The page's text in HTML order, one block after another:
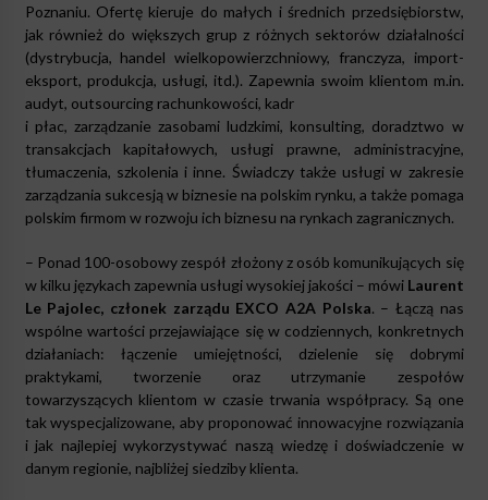
Poznaniu. Ofertę kieruje do małych i średnich przedsiębiorstw,
jak również do większych grup z różnych sektorów działalności
(dystrybucja, handel wielkopowierzchniowy, franczyza, import-
eksport, produkcja, usługi, itd.). Zapewnia swoim klientom m.in.
audyt, outsourcing rachunkowości, kadr
i płac, zarządzanie zasobami ludzkimi, konsulting, doradztwo w
transakcjach kapitałowych, usługi prawne, administracyjne,
tłumaczenia, szkolenia i inne. Świadczy także usługi w zakresie
zarządzania sukcesją w biznesie na polskim rynku, a także pomaga
polskim firmom w rozwoju ich biznesu na rynkach zagranicznych.
– Ponad 100-osobowy zespół złożony z osób komunikujących się
w kilku językach zapewnia usługi wysokiej jakości – mówi Laurent
Le Pajolec, członek zarządu EXCO A2A Polska. – Łączą nas
wspólne wartości przejawiające się w codziennych, konkretnych
działaniach: łączenie umiejętności, dzielenie się dobrymi
praktykami, tworzenie oraz utrzymanie zespołów
towarzyszących klientom w czasie trwania współpracy. Są one
tak wyspecjalizowane, aby proponować innowacyjne rozwiązania
i jak najlepiej wykorzystywać naszą wiedzę i doświadczenie w
danym regionie, najbliżej siedziby klienta.